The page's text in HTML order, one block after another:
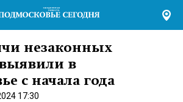
незаконных
в
с начала года
17:30